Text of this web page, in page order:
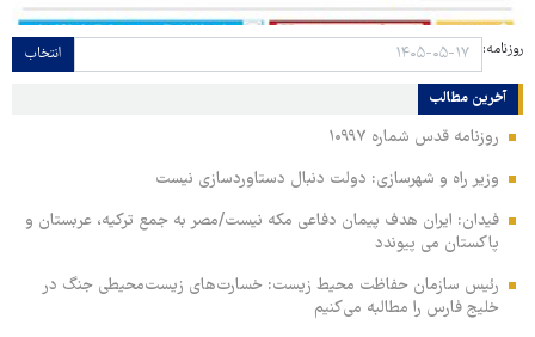
روزنامه: انتخاب
آخرین مطالب
روزنامه قدس شماره ۱۰۹۹۷
وزیر راه و شهرسازی: دولت دنبال دستاوردسازی نیست
فیدان: ایران هدف پیمان دفاعی مکه نیست/مصر به جمع ترکیه، عربستان و
پاکستان می پیوندد
رئیس سازمان حفاظت محیط زیست: خسارت‌های زیست‌محیطی جنگ در
خلیج فارس را مطالبه‌ می‌کنیم